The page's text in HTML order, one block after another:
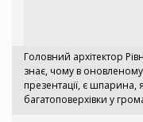
Головний архітектор
знає, чому в оновленому
презентації, є шпарина,
багатоповерхівки у